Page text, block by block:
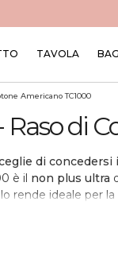
TAVOLA
Americano TC1000
di
di
è il non plus ultra
rende ideale per